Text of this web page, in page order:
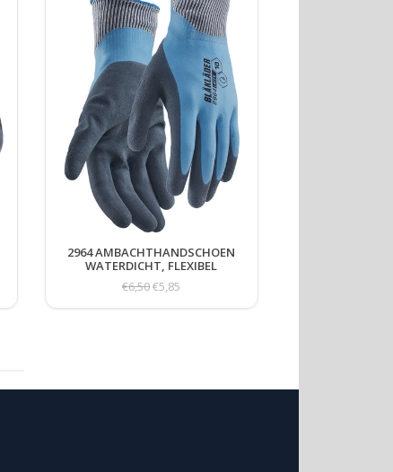
2964 AMBACHTHANDSCHOEN
WATERDICHT, FLEXIBEL
€6,50€5,85